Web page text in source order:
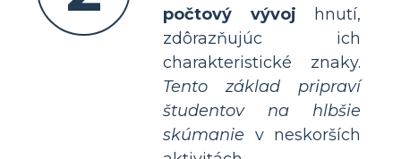
počtový vývoj hnutí,
zdôrazňujúc ich
charakteristické znaky.
Tento základ pripraví
študentov na hlbšie
skúmanie v neskorších